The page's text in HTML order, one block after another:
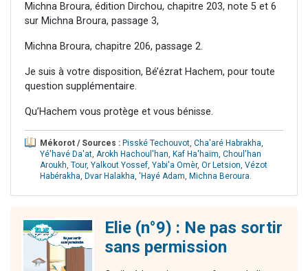
Michna Broura, édition Dirchou, chapitre 203, note 5 et 6
sur Michna Broura, passage 3,
Michna Broura, chapitre 206, passage 2.
Je suis à votre disposition, Bé’ézrat Hachem, pour toute
question supplémentaire.
Qu’Hachem vous protège et vous bénisse.
Mékorot / Sources : Pisské Techouvot, Cha'aré Habrakha,
Yé'havé Da'at, Arokh Hachoul'han, Kaf Ha'haïm, Choul'han
Aroukh, Tour, Yalkout Yossef, Yabi'a Omèr, Or Letsion, Vézot
Habérakha, Dvar Halakha, 'Hayé Adam, Michna Beroura.
Elie (n°9) : Ne pas sortir
sans permission